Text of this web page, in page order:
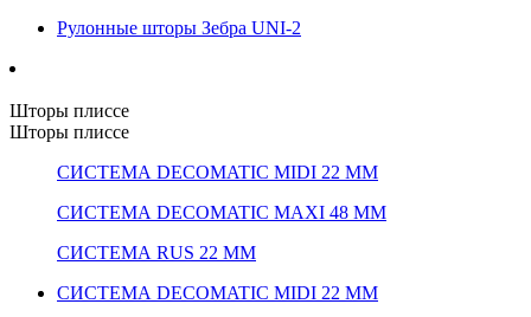
Рулонные шторы Зебра UNI-2
Шторы плиссе
Шторы плиссе
СИСТЕМА DECOMATIC MIDI 22 ММ
СИСТЕМА DECOMATIC MAXI 48 ММ
СИСТЕМА RUS 22 ММ
СИСТЕМА DECOMATIC MIDI 22 ММ